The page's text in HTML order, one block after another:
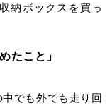
納ボックスを買っ
たこと」
でも外でも走り回